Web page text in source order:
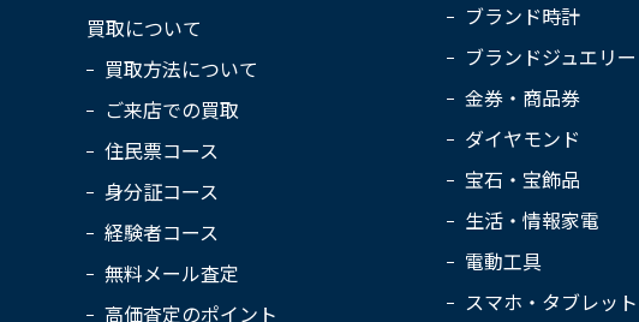
買取について
買取方法について
ご来店での買取
住民票コース
身分証コース
経験者コース
無料メール査定
高価査定のポイント
ブランド時計
ブランドジュエリー
金券・商品券
ダイヤモンド
宝石・宝飾品
生活・情報家電
電動工具
スマホ・タブレット